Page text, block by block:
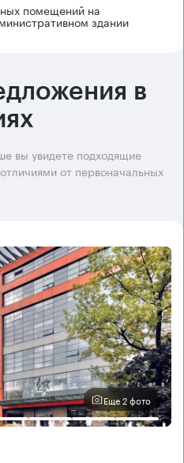
помещений на
здании
в
вы увидете подходящие
от первоначальных
Еще 2 фото